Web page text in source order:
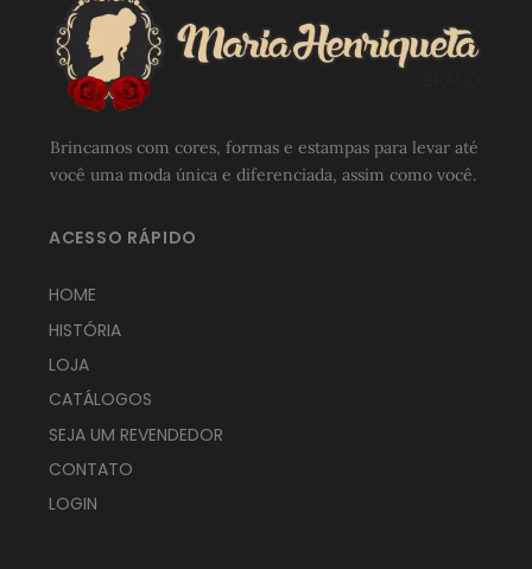
Brincamos com cores, formas e estampas para levar até
você uma moda única e diferenciada, assim como você.
ACESSO RÁPIDO
HOME
HISTÓRIA
LOJA
CATÁLOGOS
SEJA UM REVENDEDOR
CONTATO
LOGIN